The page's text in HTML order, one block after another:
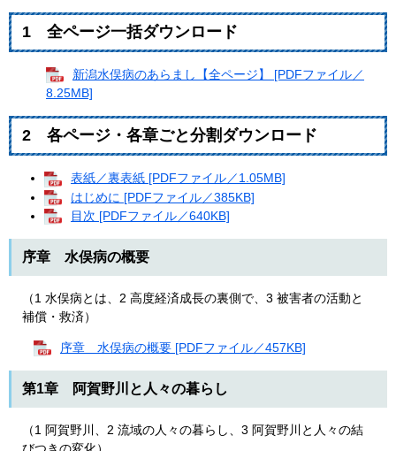
1 全ページ一括ダウンロード
新潟水俣病のあらまし【全ページ】 [PDFファイル／
8.25MB]
2 各ページ・各章ごと分割ダウンロード
表紙／裏表紙 [PDFファイル／1.05MB]
はじめに [PDFファイル／385KB]
目次 [PDFファイル／640KB]
序章 水俣病の概要
（1 水俣病とは、2 高度経済成長の裏側で、3 被害者の活動と
補償・救済）
序章 水俣病の概要 [PDFファイル／457KB]
第1章 阿賀野川と人々の暮らし
（1 阿賀野川、2 流域の人々の暮らし、3 阿賀野川と人々の結